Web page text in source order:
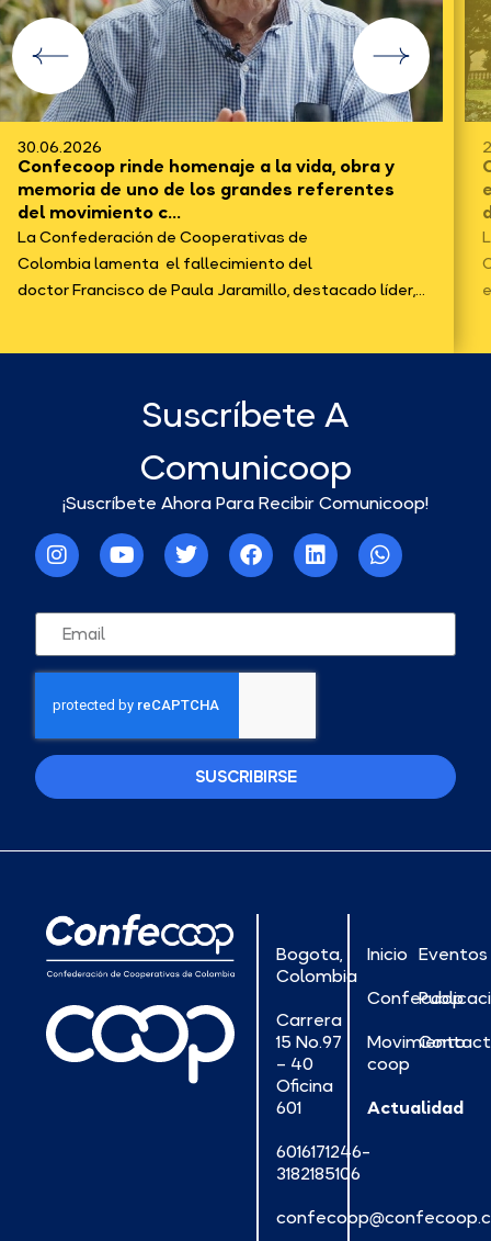
30.06.2026
Confecoop rinde homenaje a la vida, obra y
memoria de uno de los grandes referentes
del movimiento c...
La Confederación de Cooperativas de
Colombia lamenta el fallecimiento del
doctor Francisco de Paula Jaramillo, destacado líder,...
Suscríbete A
Comunicoop
¡Suscríbete Ahora Para Recibir Comunicoop!
SUSCRIBIRSE
Bogota,
Colombia
Carrera
15 No.97
– 40
Oficina
601
6016171246-
3182185106
Inicio
Confecoop
Movimiento
coop
Actualidad
Eventos